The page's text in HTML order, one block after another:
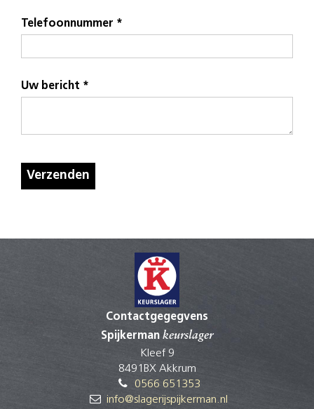
Telefoonnummer *
Uw bericht *
Verzenden
Contactgegegvens
Spijkerman keurslager
Kleef 9
8491BX Akkrum
0566 651353
info@slagerijspijkerman.nl